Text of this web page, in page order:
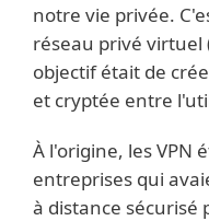
notre vie privée.
réseau privé virtuel
objectif était de
et cryptée entre
À l'origine, les VPN
entreprises qui
à distance sécurisé